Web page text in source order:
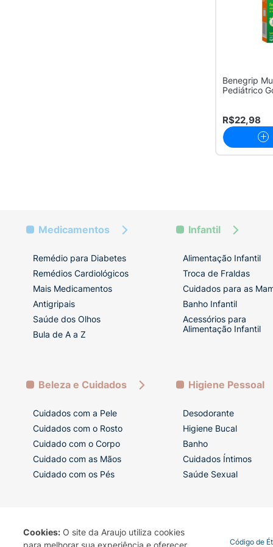
Cookies: O site da Araujo utiliza cookies
para melhorar sua experiência e oferecer
Benegrip
Pediátrico
R$22,98
Medicamentos
Remédio para Diabetes
Remédios Cardiológicos
Mais Medicamentos
Antigripais
Saúde dos Olhos
Bula de A a Z
Infantil
Alimentação Infantil
Troca de Fraldas
Cuidados para as
Banho Infantil
Acessórios para
Alimentação Infantil
Beleza e Cuidados
Cuidados com a Pele
Cuidados com o Rosto
Cuidado com o Corpo
Cuidado com as Mãos
Cuidado com os Pés
Higiene Pessoal
Desodorante
Higiene Bucal
Banho
Cuidados Íntimos
Saúde Sexual
Termo de Uso Portal da Privacidade Covid-19 Código de